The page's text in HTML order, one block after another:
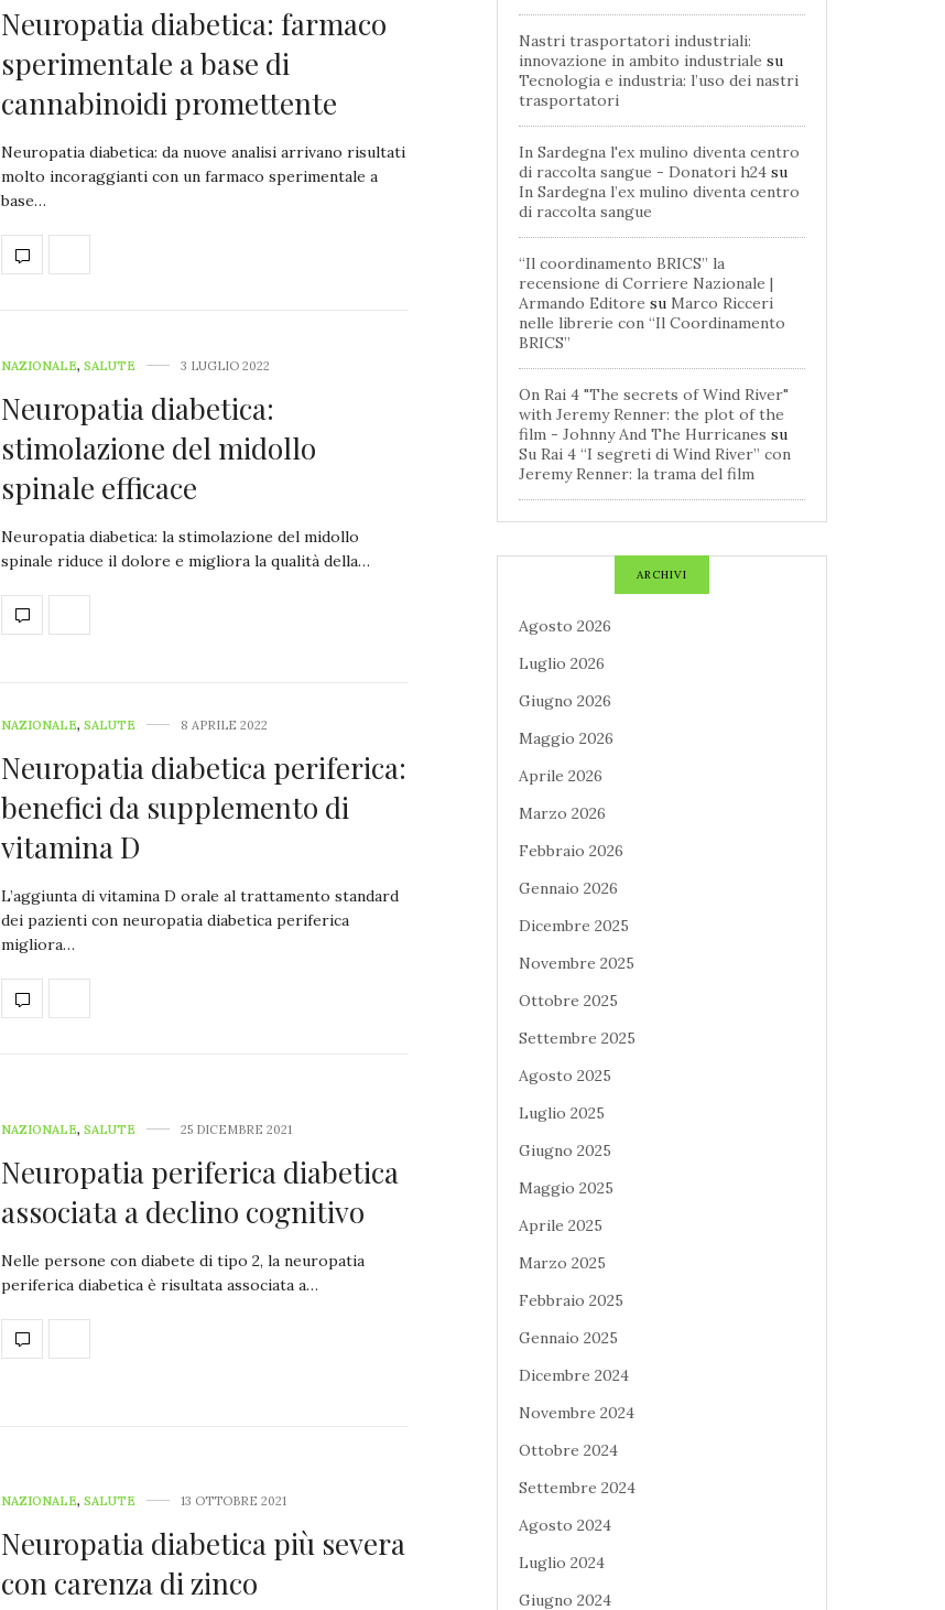
Neuropatia diabetica: farmaco
sperimentale a base di
cannabinoidi promettente
Neuropatia diabetica: da nuove analisi arrivano risultati
molto incoraggianti con un farmaco sperimentale a
base…
NAZIONALE, SALUTE 3 LUGLIO 2022
Neuropatia diabetica:
stimolazione del midollo
spinale efficace
Neuropatia diabetica: la stimolazione del midollo
spinale riduce il dolore e migliora la qualità della…
NAZIONALE, SALUTE 8 APRILE 2022
Neuropatia diabetica periferica:
benefici da supplemento di
vitamina D
L’aggiunta di vitamina D orale al trattamento standard
dei pazienti con neuropatia diabetica periferica
migliora…
NAZIONALE, SALUTE 25 DICEMBRE 2021
Neuropatia periferica diabetica
associata a declino cognitivo
Nelle persone con diabete di tipo 2, la neuropatia
periferica diabetica è risultata associata a…
NAZIONALE, SALUTE 13 OTTOBRE 2021
Neuropatia diabetica più severa
con carenza di zinco
Nastri trasportatori industriali:
innovazione in ambito industriale su
Tecnologia e industria: l’uso dei nastri
trasportatori
In Sardegna l'ex mulino diventa centro
di raccolta sangue - Donatori h24 su
In Sardegna l’ex mulino diventa centro
di raccolta sangue
“Il coordinamento BRICS” la
recensione di Corriere Nazionale |
Armando Editore su Marco Ricceri
nelle librerie con “Il Coordinamento
BRICS”
On Rai 4 "The secrets of Wind River"
with Jeremy Renner: the plot of the
film - Johnny And The Hurricanes su
Su Rai 4 “I segreti di Wind River” con
Jeremy Renner: la trama del film
ARCHIVI
Agosto 2026
Luglio 2026
Giugno 2026
Maggio 2026
Aprile 2026
Marzo 2026
Febbraio 2026
Gennaio 2026
Dicembre 2025
Novembre 2025
Ottobre 2025
Settembre 2025
Agosto 2025
Luglio 2025
Giugno 2025
Maggio 2025
Aprile 2025
Marzo 2025
Febbraio 2025
Gennaio 2025
Dicembre 2024
Novembre 2024
Ottobre 2024
Settembre 2024
Agosto 2024
Luglio 2024
Giugno 2024